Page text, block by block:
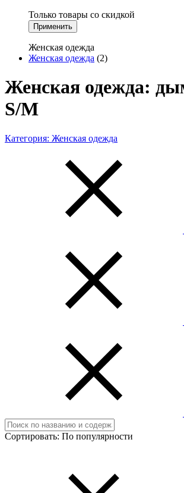
Только товары со скидкой
Применить
Женская одежда
Женская одежда (2)
Женская одежда:
S/M
Категория: Женская одежда
Сортировать: По популярности